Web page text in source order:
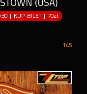
(USA)
| KUP-BILET | 70zł
145